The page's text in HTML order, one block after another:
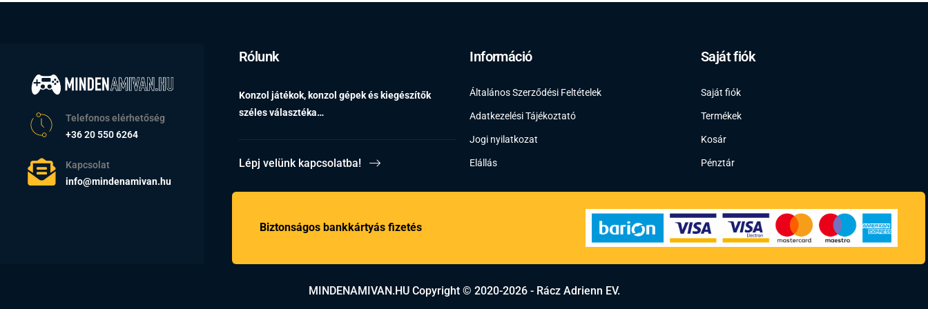
Telefonos elérhetőség
+36 20 550 6264
Kapcsolat
info@mindenamivan.hu
Rólunk
Konzol játékok, konzol gépek és kiegészítők
széles választéka…
Lépj velünk kapcsolatba!
Információ
Általános Szerződési Feltételek
Adatkezelési Tájékoztató
Jogi nyilatkozat
Elállás
Saját fiók
Saját fiók
Termékek
Kosár
Pénztár
Biztonságos bankkártyás fizetés
MINDENAMIVAN.HU Copyright © 2020-2026 - Rácz Adrienn EV.